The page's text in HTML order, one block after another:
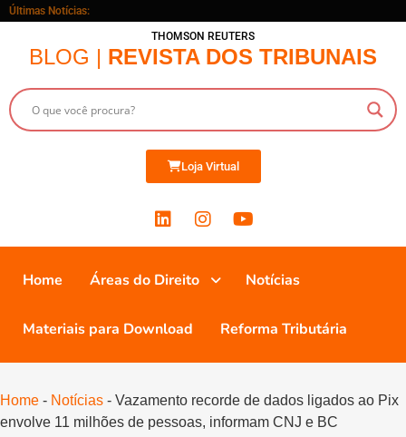
Últimas Notícias:
THOMSON REUTERS
BLOG | REVISTA DOS TRIBUNAIS
Loja Virtual
Home Áreas do Direito Notícias
Materiais para Download Reforma Tributária
Home - Notícias - Vazamento recorde de dados ligados ao Pix
envolve 11 milhões de pessoas, informam CNJ e BC